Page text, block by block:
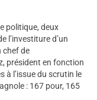
politique, deux
l’investiture d’un
chef de
président en fonction
à l’issue du scrutin le
: 167 pour, 165